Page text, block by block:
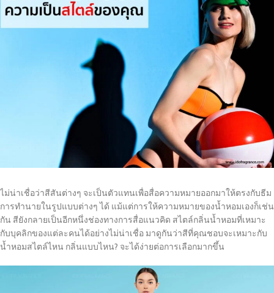
ไม่น่าเชื่อว่าสีสันต่างๆ จะเป็นตัวแทนเพื่อสื่อความหมายออกมาให้ตรงกับธีม
การทำนายในรูปแบบต่างๆ ได้ แม้แต่การให้ความหมายของน้ำหอมเองก็เช่น
กัน สียังกลายเป็นอีกหนึ่งช่องทางการสื่อแนวคิด สไตล์กลิ่นน้ำหอมที่เหมาะ
กับบุคลิกของแต่ละคนได้อย่างไม่น่าเชื่อ มาดูกันว่าสีที่คุณชอบจะเหมาะกับ
น้ำหอมสไตล์ไหน กลิ่นแบบไหน? จะได้ง่ายต่อการเลือกมากขึ้น